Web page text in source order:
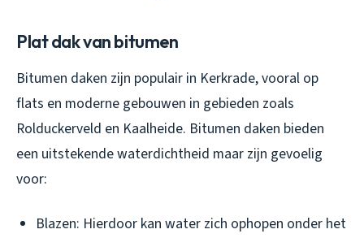
Plat dak van bitumen
Bitumen daken zijn populair in Kerkrade, vooral op
flats en moderne gebouwen in gebieden zoals
Rolduckerveld en Kaalheide. Bitumen daken bieden
een uitstekende waterdichtheid maar zijn gevoelig
voor:
Blazen: Hierdoor kan water zich ophopen onder het